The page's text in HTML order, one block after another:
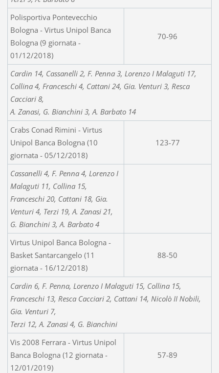
Polisportiva Pontevecchio
Bologna - Virtus Unipol Banca
Bologna (9 giornata -
01/12/2018)
70-96
Cardin 14, Cassanelli 2, F. Penna 3, Lorenzo I Malaguti 17,
Collina 4, Franceschi 4, Cattani 24, Gia. Venturi 3, Resca
Cacciari 8,
A. Zanasi, G. Bianchini 3, A. Barbato 14
Crabs Conad Rimini - Virtus
Unipol Banca Bologna (10
giornata - 05/12/2018)
123-77
Cassanelli 4, F. Penna 4, Lorenzo I
Malaguti 11, Collina 15,
Franceschi 20, Cattani 18, Gia.
Venturi 4, Terzi 19, A. Zanasi 21,
G. Bianchini 3, A. Barbato 4
Virtus Unipol Banca Bologna -
Basket Santarcangelo (11
giornata - 16/12/2018)
88-50
Cardin 6, F. Penna, Lorenzo I Malaguti 15, Collina 15,
Franceschi 13, Resca Cacciari 2, Cattani 14, Nicolò II Nobili,
Gia. Venturi 7,
Terzi 12, A. Zanasi 4, G. Bianchini
Vis 2008 Ferrara - Virtus Unipol
Banca Bologna (12 giornata -
12/01/2019)
57-89